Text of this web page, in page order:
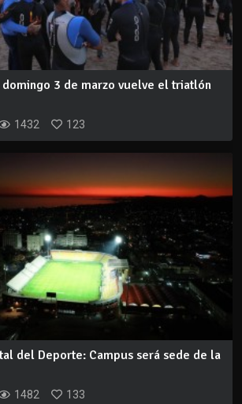
3 de marzo vuelve el triatlón
1432 123
del Deporte: Campus será sede de la
1482 133